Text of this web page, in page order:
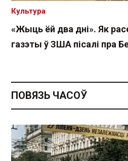
«Жыць ёй два дні». Як
газэты ў ЗША пісалі пра
Культура
ПОВЯЗЬ ЧАСОЎ